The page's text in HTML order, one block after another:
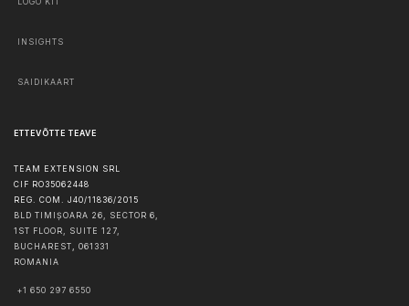
INSIGHTS
SAIDIKAART
ETTEVÕTTE TEAVE
TEAM EXTENSION SRL
CIF RO35062448
REG. COM. J40/11836/2015
BLD TIMIȘOARA 26, SECTOR 6,
1ST FLOOR, SUITE 127,
BUCHAREST, 061331
ROMANIA
+1 650 297 6550